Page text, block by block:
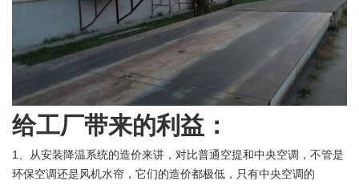
给工厂带来的利益：
1、从安装降温系统的造价来讲，对比普通空提和中央空调，不管是
环保空调还是风机水帘，它们的造价都极低，只有中央空调的